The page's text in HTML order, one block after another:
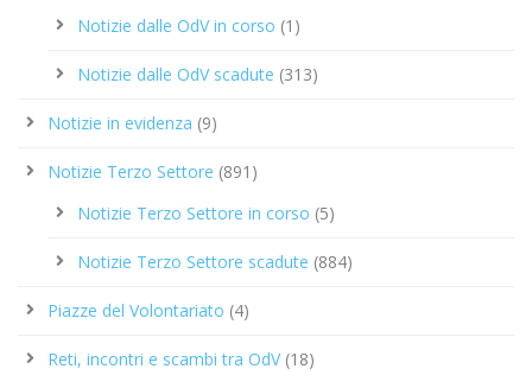
Notizie dalle OdV in corso (1)
Notizie dalle OdV scadute (313)
Notizie in evidenza (9)
Notizie Terzo Settore (891)
Notizie Terzo Settore in corso (5)
Notizie Terzo Settore scadute (884)
Piazze del Volontariato (4)
Reti, incontri e scambi tra OdV(18)